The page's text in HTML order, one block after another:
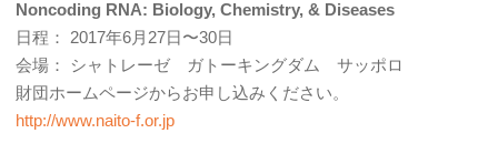
Noncoding RNA: Biology, Chemistry, & Diseases
日程： 2017年6月27日〜30日
会場： シャトレーゼ ガトーキングダム サッポロ
財団ホームページからお申し込みください。
http://www.naito-f.or.jp